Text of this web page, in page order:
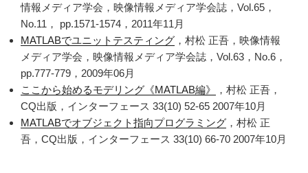
情報メディア学会，映像情報メディア学会誌，Vol.65，
No.11， pp.1571-1574，2011年11月
MATLABでユニットテスティング ，村松 正吾，映像情報
メディア学会，映像情報メディア学会誌，Vol.63，No.6，
pp.777-779，2009年06月
ここから始めるモデリング《MATLAB編》
，村松 正吾，
CQ出版，インターフェース 33(10) 52-65 2007年10月
MATLABでオブジェクト指向プログラミング ，村松 正
吾，CQ出版，インターフェース 33(10) 66-70 2007年10月